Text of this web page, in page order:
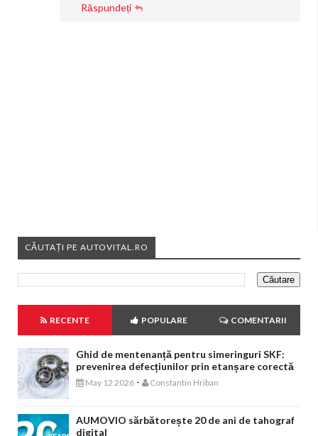
Răspundeți
CĂUTAȚI PE AUTOVITAL.RO
RECENTE POPULARE COMENTARII
Ghid de mentenanță pentru simeringuri SKF:
prevenirea defecțiunilor prin etanșare corectă
May 12 2026 - Constantin Hriban
AUMOVIO sărbătorește 20 de ani de tahograf
digital